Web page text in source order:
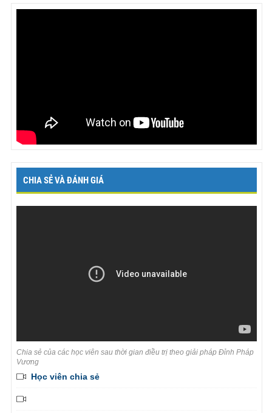
CHIA SẺ VÀ ĐÁNH GIÁ
Chia sẻ của các học viên sau thời gian điều trị theo giải pháp Đỉnh Pháp
Vương
Học viên chia sẻ